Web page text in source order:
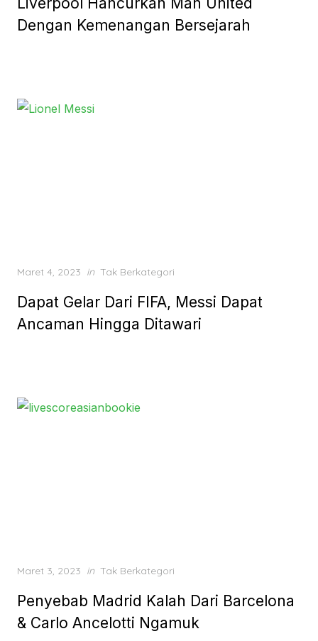
Dengan Kemenangan Bersejarah
Posted
Maret 4, 2023 in Tak Berkategori
Dapat Gelar Dari FIFA, Messi Dapat
Ancaman Hingga Ditawari
Posted
Maret 3, 2023 in Tak Berkategori
Penyebab Madrid Kalah Dari Barcelona
& Carlo Ancelotti Ngamuk